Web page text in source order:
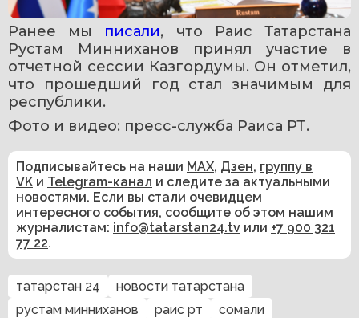
Ранее мы писали, что Раис Татарстана
Рустам Минниханов принял участие в
отчетной сессии Казгордумы. Он отметил,
что прошедший год стал значимым для
республики.
Фото и видео: пресс-служба Раиса РТ.
Подписывайтесь на наши MAX, Дзен, группу в
VK и Telegram-канал и следите за актуальными
новостями. Если вы стали очевидцем
интересного события, сообщите об этом нашим
журналистам: info@tatarstan24.tv или +7 900 321
77 22.
татарстан 24
новости татарстана
рустам минниханов
раис рт сомали